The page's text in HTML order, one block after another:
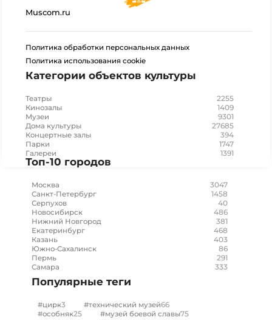
Muscom.ru
Политика обработки персональных данных
Политика использования cookie
Категории объектов культуры
Театры 2255
Кинозалы 1409
Музеи 9301
Дома культуры 27685
Концертные залы 394
Парки 1747
Галереи 1391
Топ-10 городов
Москва 3047
Санкт-Петербург 1458
Серпухов 40
Новосибирск 486
Нижний Новгород 381
Екатеринбург 468
Казань 403
Южно-Сахалинск 86
Пермь 291
Самара 333
Популярные теги
#цирк3 #технический музей66
#особняк25 #музей боевой славы75